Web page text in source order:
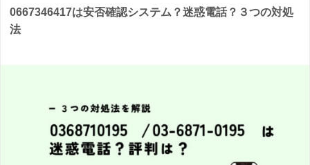
0667346417は安否確認システム？迷惑電話？３つの対処
法